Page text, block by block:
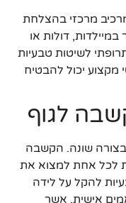
מרכזי בהצלחת
דולות או
לשיטות טבעיות
מקצוע יכול להבטיח
לגוף
בצורה שונה. הקשבה
לכל אחת למצוא את
להקל על לידה
אישית, אשר